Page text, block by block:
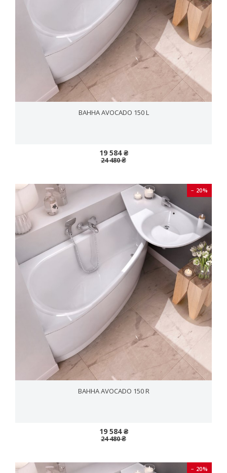
ВАННА AVOCADO 150 L
19 584 ₴
24 480 ₴
− 20%
ВАННА AVOCADO 150 R
19 584 ₴
24 480 ₴
− 20%